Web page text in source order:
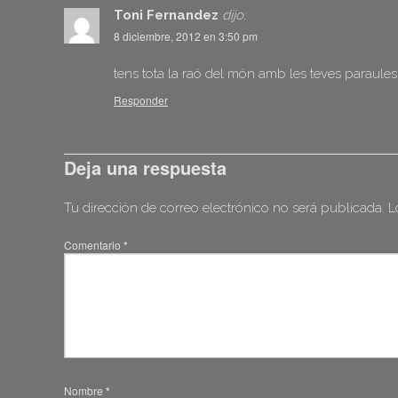
Toni Fernandez dijo:
8 diciembre, 2012 en 3:50 pm
tens tota la raó del món amb les teves
Responder
Deja una respuesta
Tu dirección de correo electrónico no será publicada.
Comentario *
Nombre *